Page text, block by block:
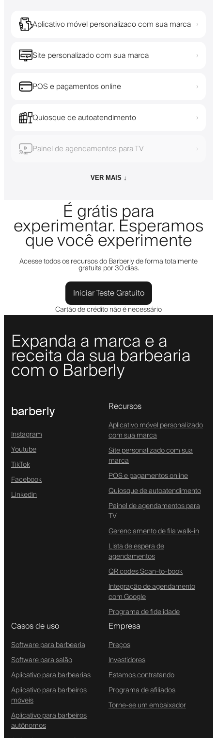
Aplicativo móvel personalizado com sua marca ›
Site personalizado com sua marca ›
POS e pagamentos online ›
Quiosque de autoatendimento ›
Painel de agendamentos para TV ›
VER MAIS ↓
É grátis para
experimentar. Esperamos
que você experimente
Acesse todos os recursos do Barberly de forma totalmente
gratuita por 30 dias.
Iniciar Teste Gratuito
Cartão de crédito não é necessário
Expanda a marca e a
receita da sua barbearia
com o Barberly
barberly
Instagram
Youtube
TikTok
Facebook
Linkedin
Recursos
Aplicativo móvel personalizado
com sua marca
Site personalizado com sua
marca
POS e pagamentos online
Quiosque de autoatendimento
Painel de agendamentos para
TV
Gerenciamento de fila walk-in
Lista de espera de
agendamentos
QR codes Scan-to-book
Integração de agendamento
com Google
Programa de fidelidade
Casos de uso
Software para barbearia
Software para salão
Aplicativo para barbearias
Aplicativo para barbeiros
móveis
Aplicativo para barbeiros
autônomos
Empresa
Preços
Investidores
Estamos contratando
Programa de afiliados
Torne-se um embaixador